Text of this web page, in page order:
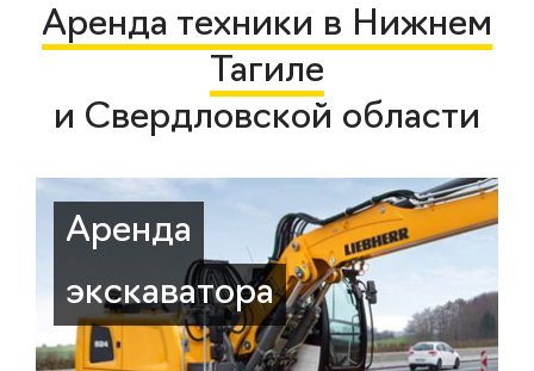
Аренда техники в Нижнем
Тагиле
и Свердловской области
Аренда
экскаватора